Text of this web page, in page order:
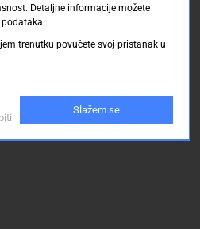
Detaljne informacije možete
trenutku povučete svoj pristanak u
Slažem se